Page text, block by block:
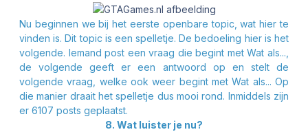
Nu beginnen we bij het eerste openbare topic, wathier te
vinden is. Dit topic is een spelletje. De bedoeling hier is het
volgende. Iemand post een vraag die begint met Wat als...,
de volgende geeft er een antwoord op en stelt de
volgende vraag, welke ook weer begint met Wat als... Op
die manier draait het spelletje dus mooi rond. Inmiddels zijn
er 6107 posts geplaatst.
8. Wat luister je nu?